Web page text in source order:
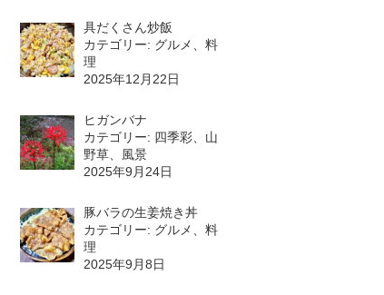
具だくさん炒飯
カテゴリー: グルメ、料
理
2025年12月22日
ヒガンバナ
カテゴリー: 四季彩、山
野草、風景
2025年9月24日
豚バラの生姜焼き丼
カテゴリー: グルメ、料
理
2025年9月8日